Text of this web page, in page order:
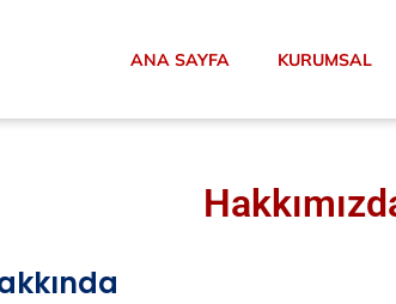
ANA SAYFA KURUMSAL